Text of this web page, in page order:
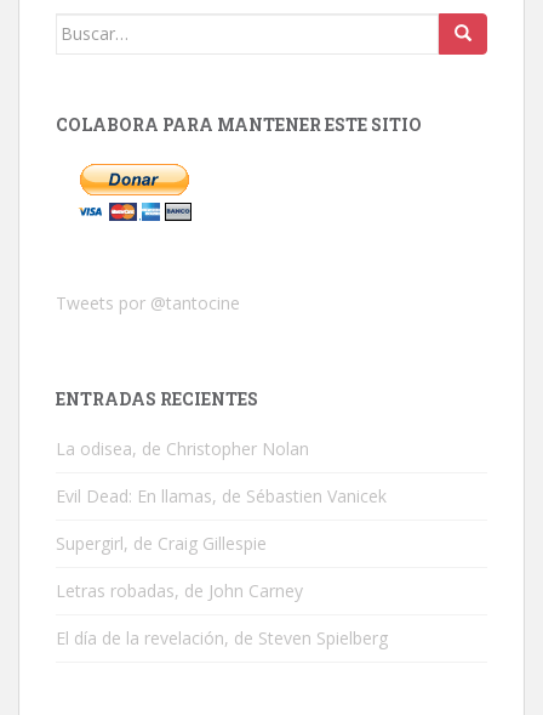
Buscar:
COLABORA PARA MANTENER ESTE SITIO
Tweets por @tantocine
ENTRADAS RECIENTES
La odisea, de Christopher Nolan
Evil Dead: En llamas, de Sébastien Vanicek
Supergirl, de Craig Gillespie
Letras robadas, de John Carney
El día de la revelación, de Steven Spielberg